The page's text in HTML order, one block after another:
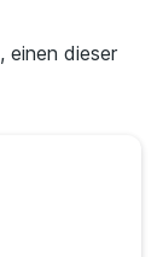
einen dieser